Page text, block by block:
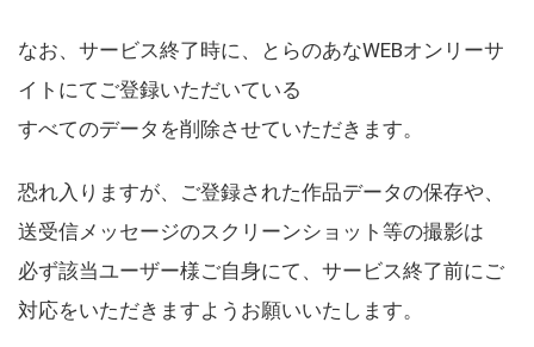
なお、サービス終了時に、とらのあなWEBオンリーサ
イトにてご登録いただいている
すべてのデータを削除させていただきます。
恐れ入りますが、ご登録された作品データの保存や、
送受信メッセージのスクリーンショット等の撮影は
必ず該当ユーザー様ご自身にて、サービス終了前にご
対応をいただきますようお願いいたします。